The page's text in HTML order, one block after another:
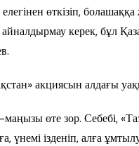
өткізіп, болашаққа
керек, бұл
акциясын алдағы
өте зор. Себебі,
үнемі ізденіп, алға